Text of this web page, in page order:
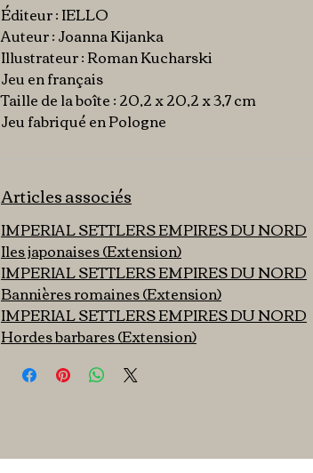
Éditeur : IELLO
Auteur : Joanna Kijanka
Illustrateur : Roman Kucharski
Jeu en français
Taille de la boîte : 20,2 x 20,2 x 3,7 cm
Jeu fabriqué en Pologne
Articles associés
IMPERIAL SETTLERS EMPIRES DU NORD
Iles japonaises (Extension)
IMPERIAL SETTLERS EMPIRES DU NORD
Bannières romaines (Extension)
IMPERIAL SETTLERS EMPIRES DU NORD
Hordes barbares (Extension)